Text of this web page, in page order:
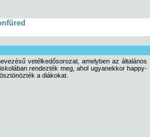
vetélkedősorozat, amelyben az általános
rendezték meg, ahol ugyanekkor happy-
a diákokat.